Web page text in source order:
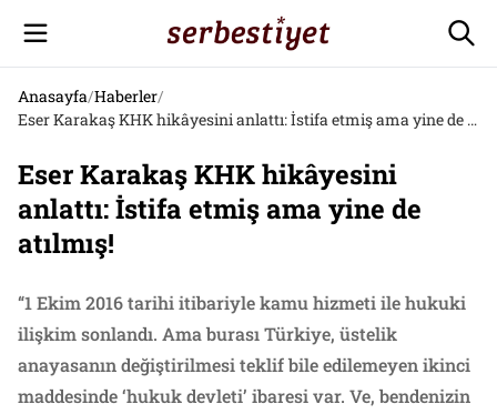
Anasayfa/Haberler/
Eser Karakaş KHK hikâyesini anlattı: İstifa etmiş ama yine de atılmış!
Eser Karakaş KHK hikâyesini
anlattı: İstifa etmiş ama yine de
atılmış!
“1 Ekim 2016 tarihi itibariyle kamu hizmeti ile hukuki
ilişkim sonlandı. Ama burası Türkiye, üstelik
anayasanın değiştirilmesi teklif bile edilemeyen ikinci
maddesinde ‘hukuk devleti’ ibaresi var. Ve, bendenizin